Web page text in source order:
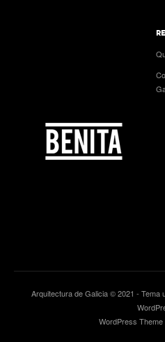
Arquitectura de Galicia © 2021 - Tema
WordPress